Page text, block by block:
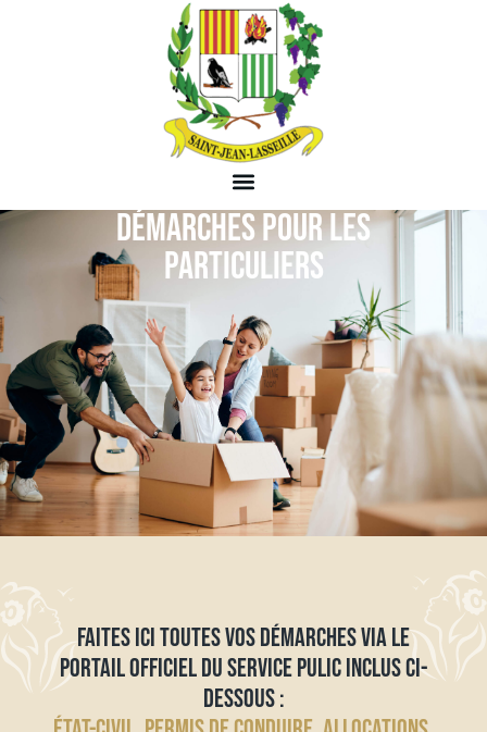
DÉMARCHES POUR LES
PARTICULIERS
FAITES ICI TOUTES VOS DÉMARCHES VIA LE
PORTAIL OFFICIEL DU SERVICE PULIC INCLUS CI-
DESSOUS :